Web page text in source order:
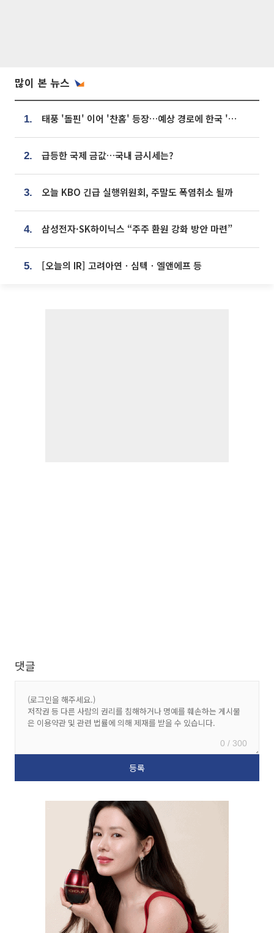
많이 본 뉴스
1. 태풍 '돌핀' 이어 '찬홈' 등장…예상 경로에 한국 '한숨'
2. 급등한 국제 금값…국내 금시세는?
3. 오늘 KBO 긴급 실행위원회, 주말도 폭염취소 될까
4. 삼성전자·SK하이닉스 “주주 환원 강화 방안 마련”
5. [오늘의 IR] 고려아연ㆍ심텍ㆍ엘앤에프 등
댓글
0 / 300